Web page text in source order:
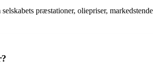
præstationer, oliepriser,